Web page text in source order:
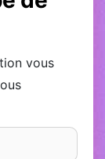
vous